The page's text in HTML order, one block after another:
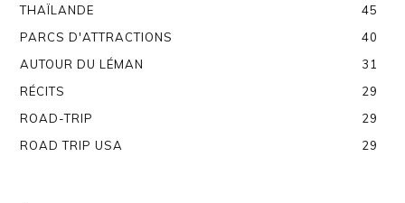
THAÏLANDE
45
PARCS D'ATTRACTIONS
40
AUTOUR DU LÉMAN
31
RÉCITS
29
ROAD-TRIP
29
ROAD TRIP USA
29